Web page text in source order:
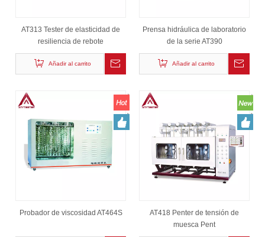
AT313 Tester de elasticidad de
resiliencia de rebote
Añadir al carrito
Prensa hidráulica de laboratorio
de la serie AT390
Añadir al carrito
Probador de viscosidad AT464S
AT418 Penter de tensión de
muesca Pent